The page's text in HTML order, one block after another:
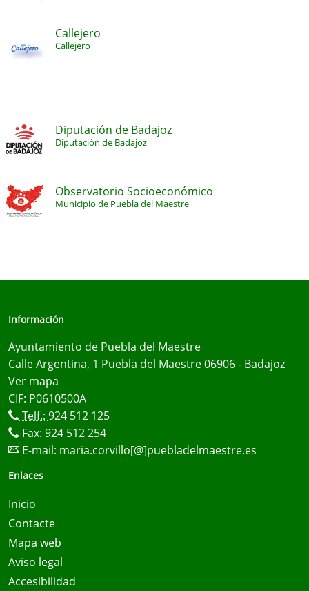
Callejero
Callejero
Diputación de Badajoz
Diputación de Badajoz
Observatorio Socioeconómico
Municipio de Puebla del Maestre
Información
Ayuntamiento de Puebla del Maestre
Calle Argentina, 1 Puebla del Maestre 06906 - Badajoz
Ver mapa
CIF: P0610500A
Telf.: 924 512 125
Fax: 924 512 254
E-mail: maria.corvillo[@]puebladelmaestre.es
Enlaces
Inicio
Contacte
Mapa web
Aviso legal
Accesibilidad